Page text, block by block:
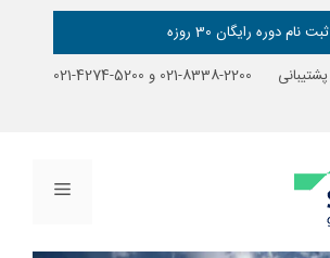
ثبت نام دوره رایگان 30 روزه
پشتیبانی 2200-8338-021 و 5200-4274-021
فهرست